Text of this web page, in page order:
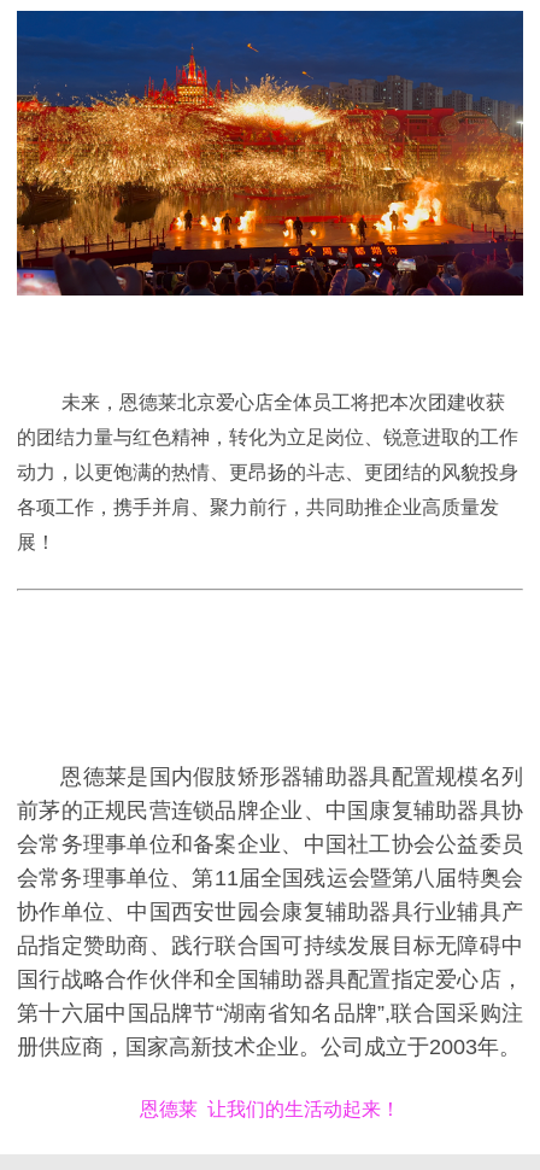
未来，恩德莱北京爱心店全体员工将把本次团建收获
的团结力量与红色精神，转化为立足岗位、锐意进取的工作
动力，以更饱满的热情、更昂扬的斗志、更团结的风貌投身
各项工作，携手并肩、聚力前行，共同助推企业高质量发
展！
恩德莱是国内假肢矫形器辅助器具配置规模名列
前茅的正规民营连锁品牌企业、中国康复辅助器具协
会常务理事单位和备案企业、中国社工协会公益委员
会常务理事单位、第11届全国残运会暨第八届特奥会
协作单位、中国西安世园会康复辅助器具行业辅具产
品指定赞助商、践行联合国可持续发展目标无障碍中
国行战略合作伙伴和全国辅助器具配置指定爱心店，
第十六届中国品牌节“湖南省知名品牌”,联合国采购注
册供应商，国家高新技术企业。公司成立于2003年。
恩德莱 让我们的生活动起来！